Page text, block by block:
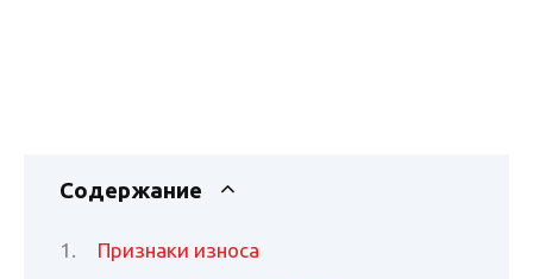
Содержание
Признаки износа